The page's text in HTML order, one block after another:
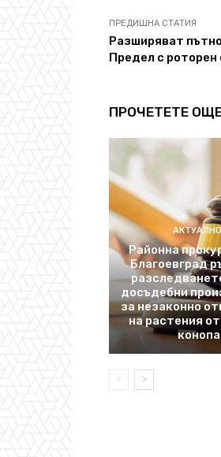
ПРЕДИШНА СТАТИЯ
Разширяват
Предел с роторен
ПРОЧЕТЕТЕ
АКТУАЛНО
Районна
Благоевград
досъдебни
за незаконно
на растения
конопа